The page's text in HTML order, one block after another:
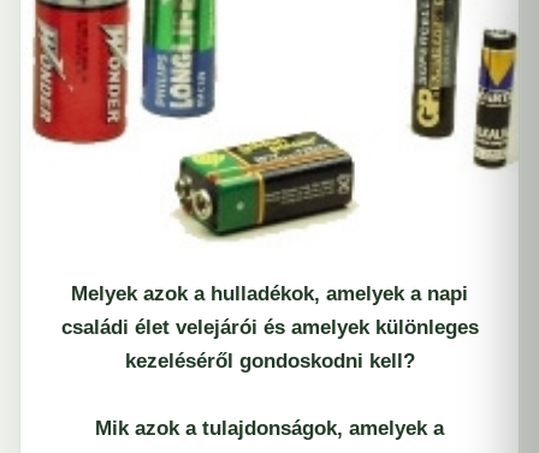
Melyek azok a hulladékok, amelyek a napi
családi élet velejárói és amelyek különleges
kezeléséről gondoskodni kell?
Mik azok a tulajdonságok, amelyek a